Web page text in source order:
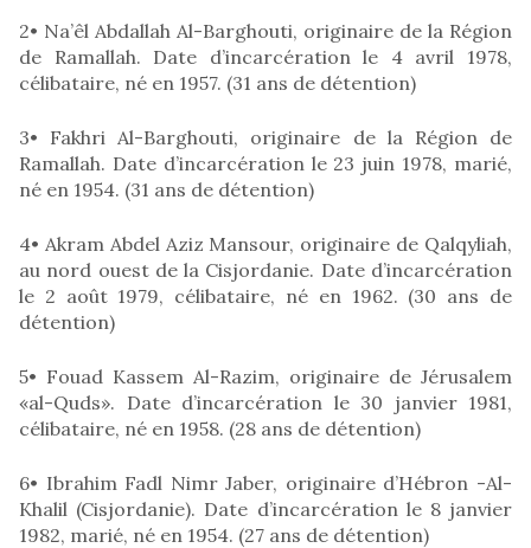
2• Na’êl Abdallah Al-Barghouti, originaire de la Région
de Ramallah. Date d’incarcération le 4 avril 1978,
célibataire, né en 1957. (31 ans de détention)
3• Fakhri Al-Barghouti, originaire de la Région de
Ramallah. Date d’incarcération le 23 juin 1978, marié,
né en 1954. (31 ans de détention)
4• Akram Abdel Aziz Mansour, originaire de Qalqyliah,
au nord ouest de la Cisjordanie. Date d’incarcération
le 2 août 1979, célibataire, né en 1962. (30 ans de
détention)
5• Fouad Kassem Al-Razim, originaire de Jérusalem
«al-Quds». Date d’incarcération le 30 janvier 1981,
célibataire, né en 1958. (28 ans de détention)
6• Ibrahim Fadl Nimr Jaber, originaire d’Hébron -Al-
Khalil (Cisjordanie). Date d’incarcération le 8 janvier
1982, marié, né en 1954. (27 ans de détention)